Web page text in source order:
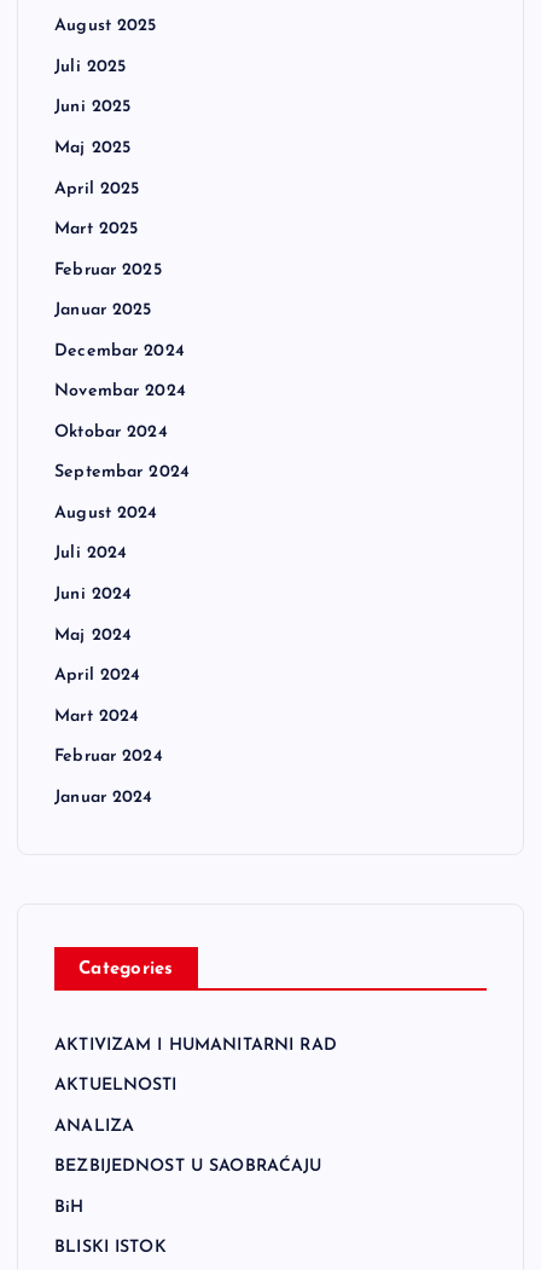
August 2025
Juli 2025
Juni 2025
Maj 2025
April 2025
Mart 2025
Februar 2025
Januar 2025
Decembar 2024
Novembar 2024
Oktobar 2024
Septembar 2024
August 2024
Juli 2024
Juni 2024
Maj 2024
April 2024
Mart 2024
Februar 2024
Januar 2024
Categories
AKTIVIZAM I HUMANITARNI RAD
AKTUELNOSTI
ANALIZA
BEZBIJEDNOST U SAOBRAĆAJU
BiH
BLISKI ISTOK